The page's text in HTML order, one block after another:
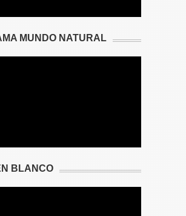
MUNDO NATURAL
BLANCO